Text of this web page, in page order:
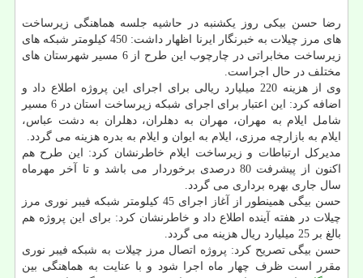
رضا حسن بیكی روز یكشنبه در حاشیه جلسه هماهنگی زیرساخت
های مرز چیلات به خبرنگار ایرنا اظهار داشت: 450 كیلومتر شبكه های
زیرساخت مخابراتی در چارچوب این طرح از 6 مسیر شهرستان های
مختلف در حال اجراست.
وی از هزینه 220 میلیارد ریالی برای اجرای این پروژه اطلاع داد و
اضافه كرد: این اعتبار برای اجرای شبكه زیرساخت استان در 6 مسیر
شامل ایلام به مهران، مهران به دهلران، دهلران به دشت عباس،
ایلام به بازارچه مرزی، ایلام به ایوان و ایلام به بدره هزینه می گردد.
مدیركل ارتباطات و زیرساخت ایلام خاطرنشان كرد: این طرح هم
اكنون از پیشرفت 80 درصدی برخوردار می باشد و تا آخر مهرماه
سال جاری بهره برداری می گردد.
حسن بیگی همینطور از آغاز اجرای 45 كیلومتر شبكه فیبر نوری مرز
چیلات در هفته آینده اطلاع داد و خاطرنشان كرد: برای این پروژه هم
بالغ بر 25 میلیارد ریال هزینه می گردد.
حسن بیگی تصریح كرد: پروژه اتصال مرز چیلات به شبكه فیبر نوری
مقرر است ظرف چهار ماه اجرا شود و با عنایت به هماهنگی بین